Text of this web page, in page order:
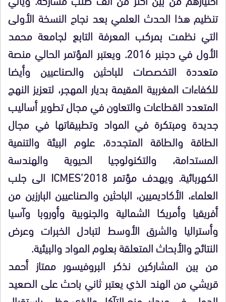
تنظيم هذا الحدث العلمي بعد نجاح النسخة الأولى
التي نظمت بمركب المعرفة التابع لجامعة محمد
الأول في دجنبر 2016. ويعتبر المؤتمر الحالي منصة
متعددة التخصصات للباحثين والصناعيين وأيضا
للكفاءات المغربية المقيمة بديار المهجر، لتعزيز النهج
المتعدد القطاعات والتعاون في مجال تطوير أساليب
جديدة ومبتكرة في المواد وتطبيقاتها في مجال
الطاقة والطاقة المتجددة، علوم البيئة والتنمية
المستدامة، والتكنولوجيا الحيوية والهندسة
الكهربائية. ويهدف مؤتمر ICMES’2018 الى جلب
العلماء، الأكاديميين، الباحثين والصناعيين البارزين من
أفريقيا وأمريكا الشمالية والجنوبية وأوروبا وآسيا
وأستراليا والشرق الأوسط لتبادل الخبرات وعرض
النتائج والأبحاث المتعلقة بعلوم المواد والبيئية.
من بين المشاركين نذكر البروفيسور ممتاز أحمد
قريشي من الهند الذي يعتبر ثاني باحث على الصعيد